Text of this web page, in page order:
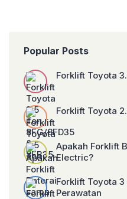
ayam,
Popular Posts
Forklift Toyota
Forklift Toyota
Apakah Forklift
Electric?
Forklift Toyota
Perawatan